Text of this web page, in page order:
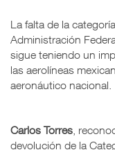
La falta de la
Administración
sigue teniendo un
las aerolíneas
aeronáutico nacional.
Carlos Torres ,
devolución de la